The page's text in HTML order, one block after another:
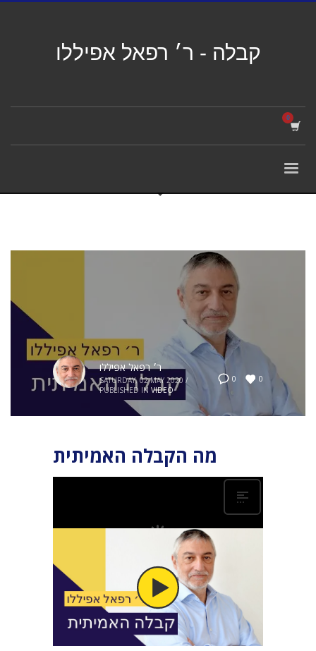
קבלה - ר׳ רפאל אפיללו
0 0
ר׳ רפאל אפיללו
SATURDAY, 02 MAY 2020 /
PUBLISHED IN VIDEO
מה הקבלה האמיתית
הקבלה מלמדת על גילוי העולמות, הדרכים השונות
של הנהגת העולמות האלה, תפקיד האדם בבריאה,